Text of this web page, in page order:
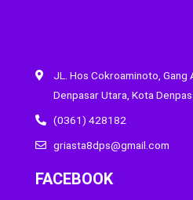
JL. Hos Cokroaminoto, Gang
Denpasar Utara, Kota
(0361) 428182
griasta8dps@gmail.com
FACEBOOK